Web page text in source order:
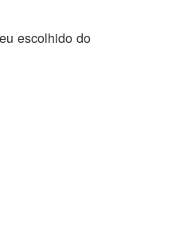
escolhido do